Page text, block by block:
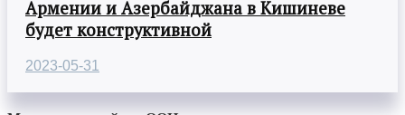
Армении и Азербайджана в Кишиневе
будет конструктивной
2023-05-31